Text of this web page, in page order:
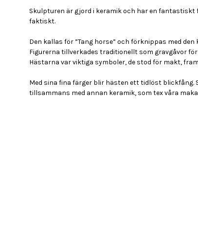
Skulpturen är gjord i keramik och har en fantastiskt
faktiskt.
Den kallas för ”Tang horse” och förknippas med
Figurerna tillverkades traditionellt som gravgåvor
Hästarna var viktiga symboler, de stod för makt,
Med sina fina färger blir hästen ett tidlöst blickfång.
tillsammans med annan keramik, som tex våra